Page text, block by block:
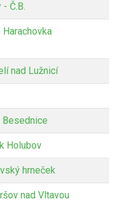
Č.B.
nad Lužnicí
Besednice
Holubov
hrneček
nad Vltavou